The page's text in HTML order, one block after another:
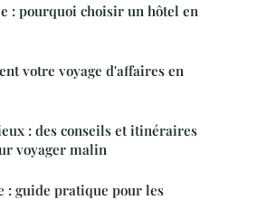
: pourquoi choisir un hôtel en
votre voyage d'affaires en
: des conseils et itinéraires
voyager malin
: guide pratique pour les